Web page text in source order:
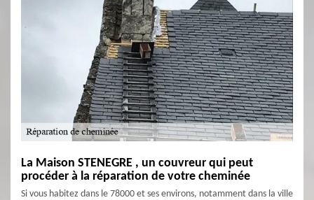
La Maison STENEGRE , un couvreur qui peut
procéder à la réparation de votre cheminée
Si vous habitez dans le 78000 et ses environs, notamment dans la ville